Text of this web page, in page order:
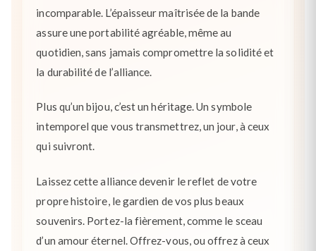
incomparable. L’épaisseur maîtrisée de la bande
assure une portabilité agréable, même au
quotidien, sans jamais compromettre la solidité et
la durabilité de l’alliance.
Plus qu’un bijou, c’est un héritage. Un symbole
intemporel que vous transmettrez, un jour, à ceux
qui suivront.
Laissez cette alliance devenir le reflet de votre
propre histoire, le gardien de vos plus beaux
souvenirs. Portez-la fièrement, comme le sceau
d’un amour éternel. Offrez-vous, ou offrez à ceux